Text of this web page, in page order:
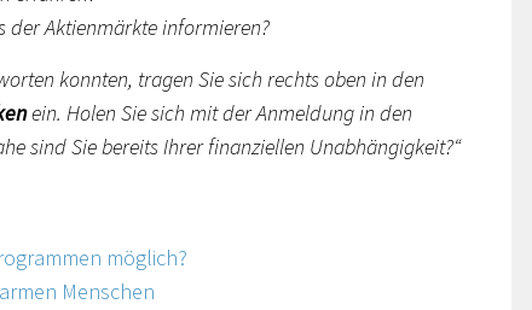
der Aktienmärkte informieren?
konnten, tragen Sie sich rechts oben in den
ein. Holen Sie sich mit der Anmeldung in den
sind Sie bereits Ihrer finanziellen Unabhängigkeit?“
möglich?
Menschen